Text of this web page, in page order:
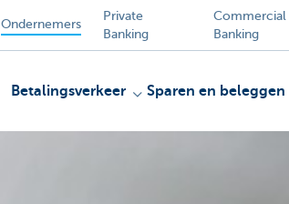
Ondernemers
Private
Banking
Commercial
Banking
Betalingsverkeer Sparen en beleggen